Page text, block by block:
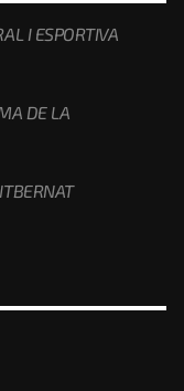
I ESPORTIVA
DE LA